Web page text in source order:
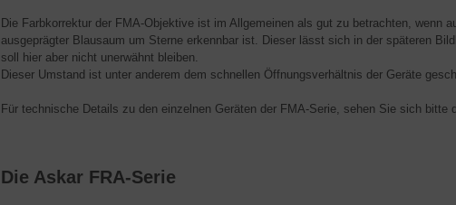
Die Farbkorrektur der FMA-Objektive ist im Allgemeinen als gut zu betrachten, wenn
ausgeprägter Blausaum um Sterne erkennbar ist. Dieser lässt sich in der späteren
soll hier aber nicht unerwähnt bleiben.
Dieser Umstand ist unter anderem dem schnellen Öffnungsverhältnis der Geräte
Für technische Details zu den einzelnen Geräten der FMA-Serie, sehen Sie sich bitte
Die Askar FRA-Serie